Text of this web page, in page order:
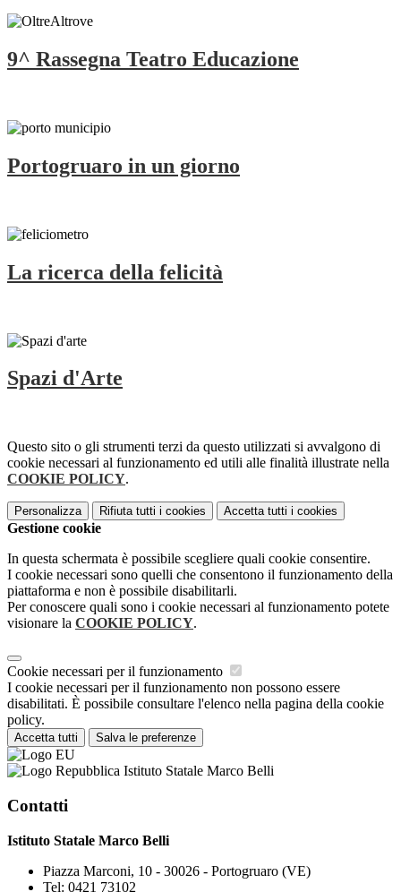
9^ Rassegna Teatro Educazione
Portogruaro in un giorno
La ricerca della felicità
Spazi d'Arte
Questo sito o gli strumenti terzi da questo utilizzati si avvalgono di
cookie necessari al funzionamento ed utili alle finalità illustrate nella
COOKIE POLICY.
Personalizza Rifiuta tutti i cookies Accetta tutti i cookies
Gestione cookie
In questa schermata è possibile scegliere quali cookie consentire.
I cookie necessari sono quelli che consentono il funzionamento della
piattaforma e non è possibile disabilitarli.
Per conoscere quali sono i cookie necessari al funzionamento potete
visionare la COOKIE POLICY.
Cookie necessari per il funzionamento
I cookie necessari per il funzionamento non possono essere
disabilitati. È possibile consultare l'elenco nella pagina della cookie
policy.
Accetta tutti Salva le preferenze
Istituto Statale Marco Belli
Contatti
Istituto Statale Marco Belli
Piazza Marconi, 10 - 30026 - Portogruaro (VE)
Tel: 0421 73102